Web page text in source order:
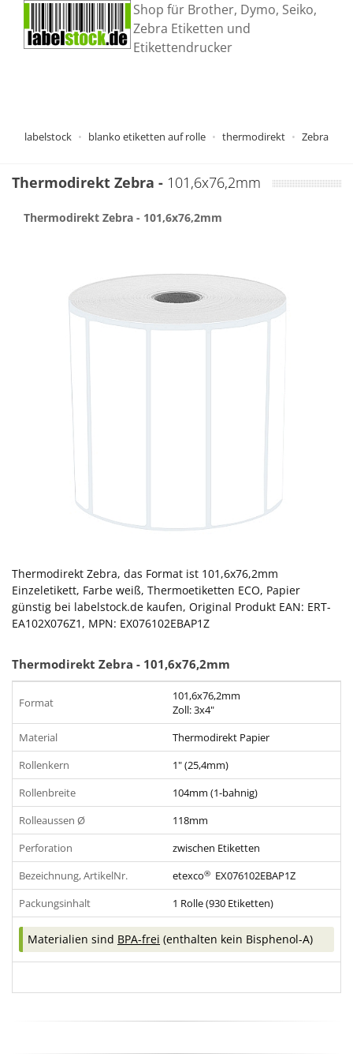
Shop für Brother, Dymo, Seiko,
Zebra Etiketten und
Etikettendrucker
labelstock blanko etiketten auf rolle thermodirekt Zebra
Thermodirekt Zebra - 101,6x76,2mm
Thermodirekt Zebra - 101,6x76,2mm
Thermodirekt Zebra, das Format ist 101,6x76,2mm
Einzeletikett, Farbe weiß, Thermoetiketten ECO, Papier
günstig bei labelstock.de kaufen, Original Produkt EAN: ERT-
EA102X076Z1, MPN: EX076102EBAP1Z
Thermodirekt Zebra - 101,6x76,2mm
Format
101,6x76,2mm
Zoll: 3x4"
Material
Thermodirekt Papier
Rollenkern
1" (25,4mm)
Rollenbreite
104mm (1-bahnig)
Rolleaussen Ø
118mm
Perforation
zwischen Etiketten
Bezeichnung, ArtikelNr.
etexco® EX076102EBAP1Z
Packungsinhalt
1 Rolle (930 Etiketten)
Materialien sind BPA-frei (enthalten kein Bisphenol-A)